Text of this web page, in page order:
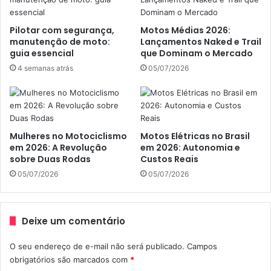
Sabrina Paiuta, prova que competência não tem
Talvez o que nos falte algumas vezes seja experiência,
conhecimento técnico e autoconfiança, esta última a mais
NÃO nos falta um pênis para pilotar uma motocicleta.
os homens. Por isso, chega de ouvir que não somos
capazes.
da Mulher é que esta data não foi criada para exaltar o fato
de sermos mulheres, mas sim para lembrar que não
respeito.
Pilotar com segurança,
manutenção de moto:
guia essencial
4 semanas atrás
Motos Médias 2026:
Lançamentos Naked e Trail
que Dominam o Mercado
05/07/2026
Mulheres no Motociclismo
em 2026: A Revolução
sobre Duas Rodas
05/07/2026
Motos Elétricas no Brasil
em 2026: Autonomia e
Custos Reais
05/07/2026
Deixe um comentário
O seu endereço de e-mail não será publicado. Campos
obrigatórios são marcados com *